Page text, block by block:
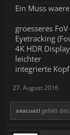
Ein Muss
groesseres FoV
Eyetracking
4K HDR
leichter
integrierte
27. August 2016
axacuatl gefällt das.